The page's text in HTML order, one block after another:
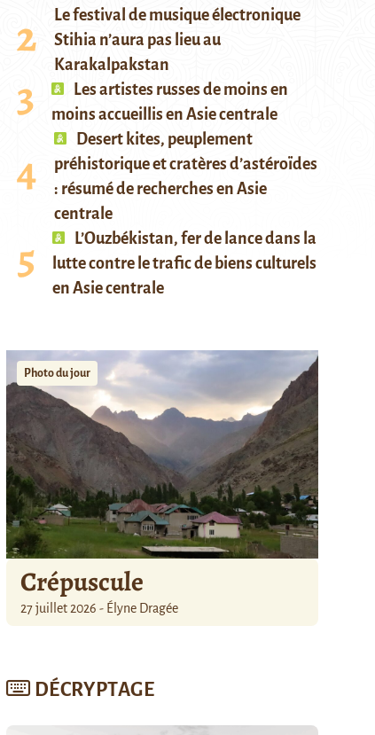
Le festival de musique électronique
Stihia n’aura pas lieu au
Karakalpakstan
Les artistes russes de moins en
moins accueillis en Asie centrale
Desert kites, peuplement
préhistorique et cratères d’astéroïdes
: résumé de recherches en Asie
centrale
L’Ouzbékistan, fer de lance dans la
lutte contre le trafic de biens culturels
en Asie centrale
Photo du jour
Crépuscule
27 juillet 2026 - Élyne Dragée
DÉCRYPTAGE